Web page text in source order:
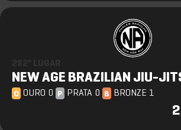
NEW AGE BRAZILIAN JIU-
O OURO 0 P PRATA 0 B BRONZE 1